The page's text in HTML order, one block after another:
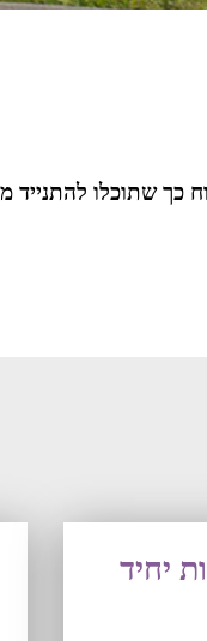
כך שתוכלו
יחיד